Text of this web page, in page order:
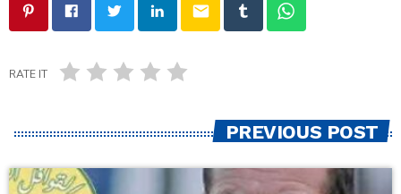
email
RATE IT
PREVIOUS POST